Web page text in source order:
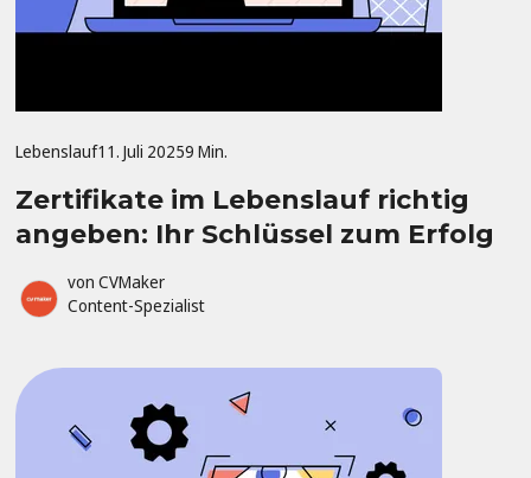
Zertifikate im Lebenslauf richtig
angeben: Ihr Schlüssel zum Erfolg
Lebenslauf11. Juli 20259 Min.
von CVMaker
Content-Spezialist